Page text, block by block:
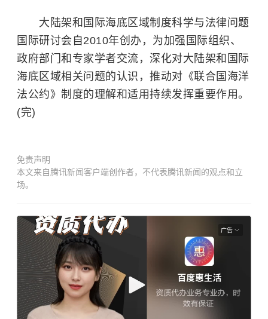
大陆架和国际海底区域制度科学与法律问题
国际研讨会自2010年创办，为加强国际组织、
政府部门和专家学者交流，深化对大陆架和国际
海底区域相关问题的认识，推动对《联合国海洋
法公约》制度的理解和适用持续发挥重要作用。
(完)
免责声明
本文来自腾讯新闻客户端创作者，不代表腾讯新闻的观点和立
场。
广告